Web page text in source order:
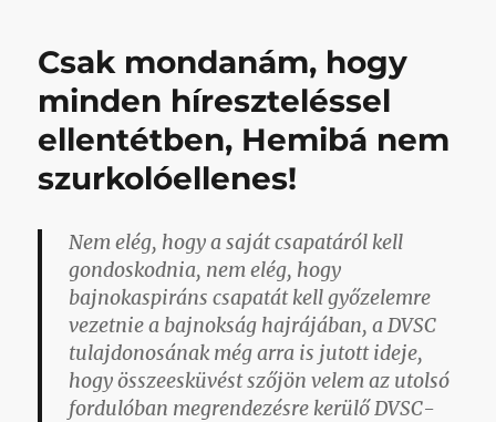
Csak mondanám, hogy
minden híreszteléssel
ellentétben, Hemibá nem
szurkolóellenes!
Nem elég, hogy a saját csapatáról kell
gondoskodnia, nem elég, hogy
bajnokaspiráns csapatát kell győzelemre
vezetnie a bajnokság hajrájában, a DVSC
tulajdonosának még arra is jutott ideje,
hogy összeesküvést szőjön velem az utolsó
fordulóban megrendezésre kerülő DVSC-